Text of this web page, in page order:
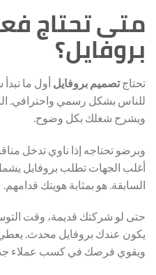
متى تحتاج
بروفايل؟
تحتاجتصميم بروفايل أول ما
للناس بشكل رسمي واحترافي.
ويشرح شغلك بكل وضوح.
وبرضو تحتاجه إذا ناوي تدخل
أغلب الجهات تطلب بروفايل
السابقة. هو بمثابة هويتك قدامهم.
حتى لو شركتك قديمة، وقت
يكون عندك بروفايل محدث.
ويقوي فرصك في كسب عملاء